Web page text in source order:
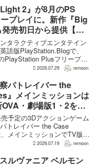
残るデザインから...
2』が8月のPS
プレイに。新作『Big
売初日から提供【海
タラクティブエンタテイン
語版PlayStation.Blogで、
PlayStation Plusフリープレ
Dying Light 2 Stay Human:
2026.07.29 remoon
察パトレイバー the
』メインミッションは
・劇場版1・2をカ
とヘルハウンドを動か
ナザーサイドミッショ
予定の3Dアクションゲーム
パトレイバー the Case
メインミッションでTV版、
場版第1作・第2作の範囲をカ
グッドスマイルカンパニー
2026.07.19 remoon
スルヴァニア ベルモン